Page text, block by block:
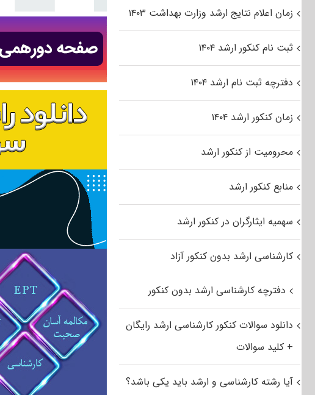
زمان اعلام نتایج ارشد وزارت بهداشت ۱۴۰۳
ثبت نام کنکور ارشد ۱۴۰۴
دفترچه ثبت نام ارشد ۱۴۰۴
زمان کنکور ارشد ۱۴۰۴
محرومیت از کنکور ارشد
منابع کنکور ارشد
سهمیه ایثارگران در کنکور ارشد
کارشناسی ارشد بدون کنکور آزاد
دفترچه کارشناسی ارشد بدون کنکور
دانلود سوالات کنکور کارشناسی ارشد رایگان
+ کلید سوالات
آیا رشته کارشناسی و ارشد باید یکی باشد؟